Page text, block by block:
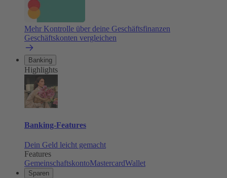
Mehr Kontrolle über deine Geschäftsfinanzen
Geschäftskonten vergleichen
Banking
Highlights
Banking-Features
Dein Geld leicht gemacht
Features
GemeinschaftskontoMastercardWallet
Sparen